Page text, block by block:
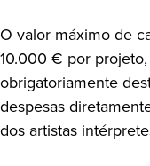
O valor máximo de
10.000 € por
obrigatoriamente
despesas
dos artistas